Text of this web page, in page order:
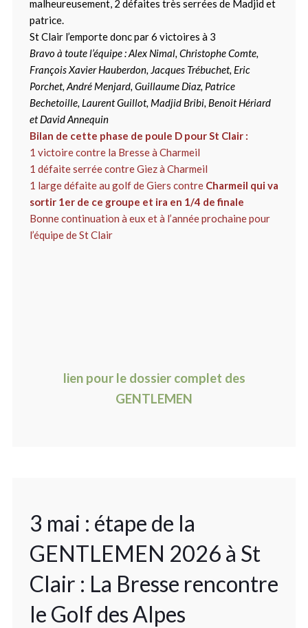
malheureusement, 2 défaites très serrées de Madjid et
patrice.
St Clair l’emporte donc par 6 victoires à 3
Bravo à toute l’équipe : Alex Nimal, Christophe Comte,
François Xavier Hauberdon, Jacques Trébuchet, Eric
Porchet, André Menjard, Guillaume Diaz, Patrice
Bechetoille, Laurent Guillot, Madjid Bribi, Benoit Hériard
et David Annequin
Bilan de cette phase de poule D pour St Clair :
1 victoire contre la Bresse à Charmeil
1 défaite serrée contre Giez à Charmeil
1 large défaite au golf de Giers contre Charmeil qui va
sortir 1er de ce groupe et ira en 1/4 de finale
Bonne continuation à eux et à l’année prochaine pour
l’équipe de St Clair
lien pour le dossier complet des
GENTLEMEN
3 mai : étape de la
GENTLEMEN 2026 à St
Clair : La Bresse rencontre
le Golf des Alpes